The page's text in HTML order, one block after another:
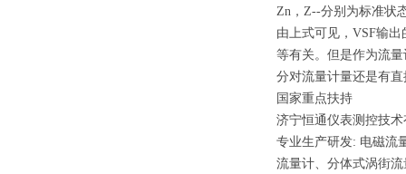
Zn，Z--分别为标准状
由上式可见，VSF输
等有关。但是作为流
分对流量计量还是有
国家重点扶持
济宁恒通仪表测控技
专业生产研发: 电磁流
流量计、分体式涡街